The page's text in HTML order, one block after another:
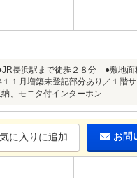
長浜駅まで徒歩２８分 ●敷地
１月増築未登記部分あり／１階
、モニタ付インターホン
に入りに追加 お問